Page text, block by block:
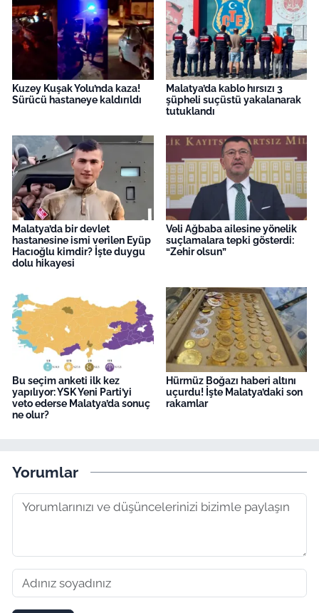
Kuzey Kuşak Yolu’nda kaza!
Sürücü hastaneye kaldırıldı
Malatya’da kablo hırsızı 3
şüpheli suçüstü yakalanarak
tutuklandı
Malatya’da bir devlet
hastanesine ismi verilen Eyüp
Hacıoğlu kimdir? İşte duygu
dolu hikayesi
Veli Ağbaba ailesine yönelik
suçlamalara tepki gösterdi:
“Zehir olsun”
Bu seçim anketi ilk kez
yapılıyor: YSK Yeni Parti’yi
veto ederse Malatya’da sonuç
ne olur?
Hürmüz Boğazı haberi altını
uçurdu! İşte Malatya’daki son
rakamlar
Yorumlar